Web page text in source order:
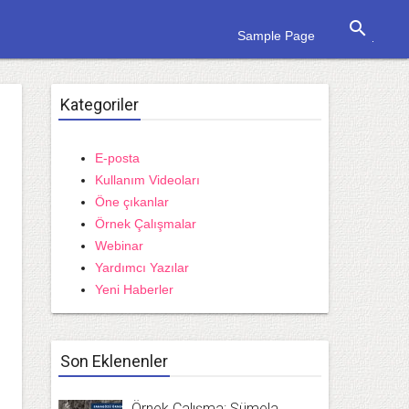
Sample Page search
Kategoriler
E-posta
Kullanım Videoları
Öne çıkanlar
Örnek Çalışmalar
Webinar
Yardımcı Yazılar
Yeni Haberler
Son Eklenenler